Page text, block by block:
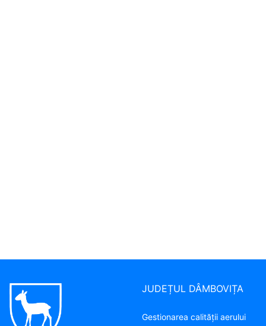
JUDEȚUL DÂMBOVIȚA
Gestionarea calității aerului